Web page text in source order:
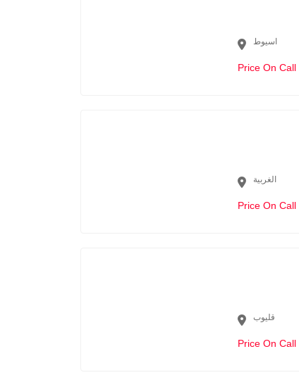
اسيوط
Price On Call
الغربية
Price On Call
قليوب
Price On Call